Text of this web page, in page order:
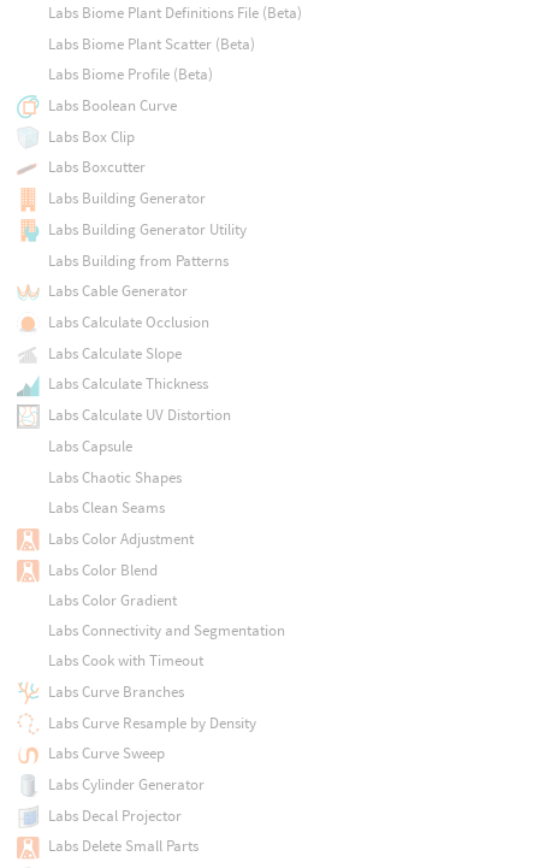
Labs Biome Plant Definitions File (Beta)
Labs Biome Plant Scatter (Beta)
Labs Biome Profile (Beta)
Labs Boolean Curve
Labs Box Clip
Labs Boxcutter
Labs Building Generator
Labs Building Generator Utility
Labs Building from Patterns
Labs Cable Generator
Labs Calculate Occlusion
Labs Calculate Slope
Labs Calculate Thickness
Labs Calculate UV Distortion
Labs Capsule
Labs Chaotic Shapes
Labs Clean Seams
Labs Color Adjustment
Labs Color Blend
Labs Color Gradient
Labs Connectivity and Segmentation
Labs Cook with Timeout
Labs Curve Branches
Labs Curve Resample by Density
Labs Curve Sweep
Labs Cylinder Generator
Labs Decal Projector
Labs Delete Small Parts